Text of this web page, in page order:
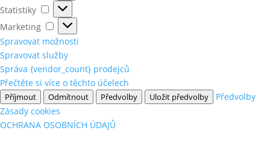
Statistiky
Statistiky
Marketing
Marketing
Spravovat možnosti
Spravovat služby
Správa {vendor_count} prodejců
Přečtěte si více o těchto účelech
Příjmout Odmítnout Předvolby Uložit předvolby
Předvolby
Zásady cookies
OCHRANA OSOBNÍCH ÚDAJŮ